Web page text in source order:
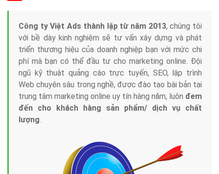
Công ty Việt Ads thành lập từ năm 2013, chúng tôi
với bề dày kinh nghiệm sẽ tư vấn xây dựng và phát
triển thương hiệu của doanh nghiệp bạn với mức chi
phí mà bạn có thể đầu tư cho marketing online. Đội
ngũ kỹ thuật quảng cáo trực tuyến, SEO, lập trình
Web chuyên sâu trong nghề, được đào tạo bài bản tại
trung tâm marketing online uy tín hàng năm, luôn đem
đến cho khách hàng sản phẩm/ dịch vụ chất
lượng.